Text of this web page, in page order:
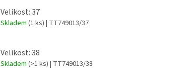
Velikost: 37
Skladem (1 ks) | TT749013/37
Velikost: 38
Skladem (>1 ks) | TT749013/38